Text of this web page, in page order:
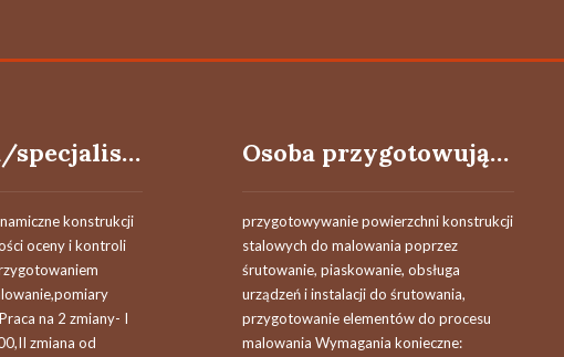
Specjalista/specjalistka ds. malowania konstrukcji stalowych
konstrukcji
oceny i kontroli
na 2 zmiany- I
zmiana od
Osoba przygotowująca powierzchnie konstrukcji stalowych (śrutowanie)
przygotowywanie powierzchni konstrukcji
stalowych do malowania poprzez
śrutowanie, piaskowanie, obsługa
urządzeń i instalacji do śrutowania,
przygotowanie elementów do procesu
malowania Wymagania konieczne: